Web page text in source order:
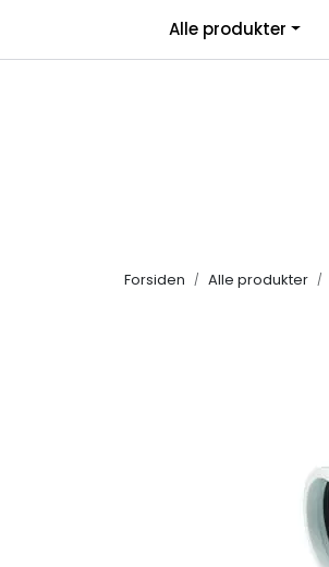
Salgsbetingelser | Retur/
Alle produkter
Forsiden Alle produkter